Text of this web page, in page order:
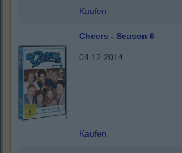
Kaufen
Cheers - Season 6
04.12.2014
Kaufen